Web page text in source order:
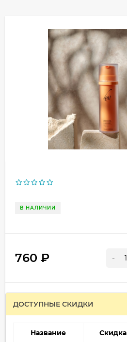
В НАЛИЧИИ
760 ₽ -
ДОСТУПНЫЕ СКИДКИ
Название Скидка